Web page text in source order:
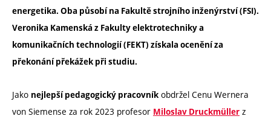
energetika. Oba působí na Fakultě strojního inženýrství (FSI).
Veronika Kamenská z Fakulty elektrotechniky a
komunikačních technologií (FEKT) získala ocenění za
překonání překážek při studiu.
Jako nejlepší pedagogický pracovník obdržel Cenu Wernera
von Siemense za rok 2023 profesor Miloslav Druckmüller z